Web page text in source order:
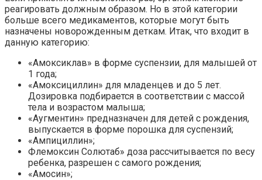
реагировать должным образом. Но в этой категории
больше всего медикаментов, которые могут быть
назначены новорожденным деткам. Итак, что входит в
данную категорию:
«Амоксиклав» в форме суспензии, для малышей от
1 года;
«Амоксициллин» для младенцев и до 5 лет.
Дозировка подбирается в соответствии с массой
тела и возрастом малыша;
«Аугментин» предназначен для детей с рождения,
выпускается в форме порошка для суспензий;
«Ампициллин»;
Флемоксин Солютаб» доза рассчитывается по весу
ребенка, разрешен с самого рождения;
«Амосин»;